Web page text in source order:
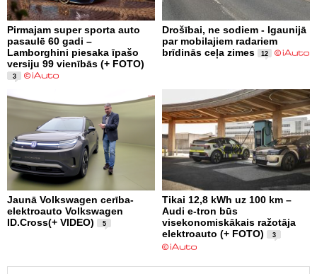
Pirmajam super sporta auto
pasaulē 60 gadi –
Lamborghini piesaka īpašo
versiju 99 vienībās (+ FOTO)
3
Drošībai, ne sodiem - Igaunijā
par mobilajiem radariem
brīdinās ceļa zimes
12
Jaunā Volkswagen cerība-
elektroauto Volkswagen
ID.Cross(+ VIDEO)
5
Tikai 12,8 kWh uz 100 km –
Audi e-tron būs
visekonomiskākais ražotāja
elektroauto (+ FOTO)
3